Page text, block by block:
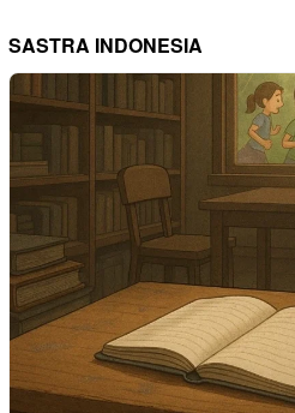
SASTRA INDONESIA